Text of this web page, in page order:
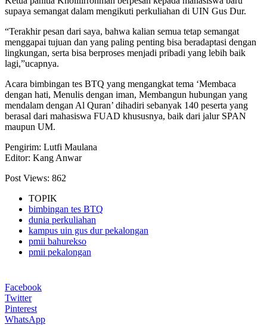
supaya semangat dalam mengikuti perkuliahan di UIN Gus Dur.
“Terakhir pesan dari saya, bahwa kalian semua tetap semangat
menggapai tujuan dan yang paling penting bisa beradaptasi dengan
lingkungan, serta bisa berproses menjadi pribadi yang lebih baik
lagi,”ucapnya.
Acara bimbingan tes BTQ yang mengangkat tema ‘Membaca
dengan hati, Menulis dengan iman, Membangun hubungan yang
mendalam dengan Al Quran’ dihadiri sebanyak 140 peserta yang
berasal dari mahasiswa FUAD khususnya, baik dari jalur SPAN
maupun UM.
Pengirim: Lutfi Maulana
Editor: Kang Anwar
Post Views: 862
TOPIK
bimbingan tes BTQ
dunia perkuliahan
kampus uin gus dur pekalongan
pmii bahurekso
pmii pekalongan
Facebook
Twitter
Pinterest
WhatsApp